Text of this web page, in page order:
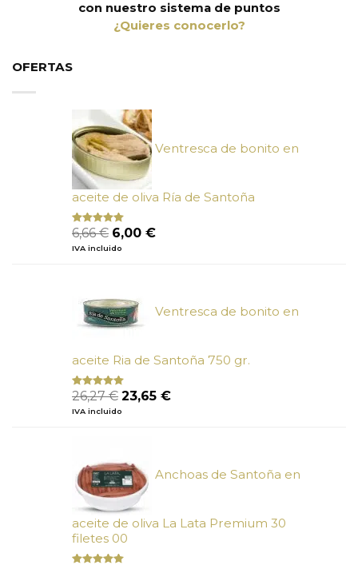
con nuestro sistema de puntos
¿Quieres conocerlo?
OFERTAS
Ventresca de bonito en
aceite de oliva Ría de Santoña
Valorado
con
de 5
6,66€ El
precio
6,00 €El
IVA incluido
Ventresca de bonito en
aceite Ria de Santoña 750 gr.
Valorado
con
5
26,27€ El
precio
23,65 €El
IVA incluido
Anchoas de Santoña en
aceite de oliva La Lata Premium 30
filetes 00